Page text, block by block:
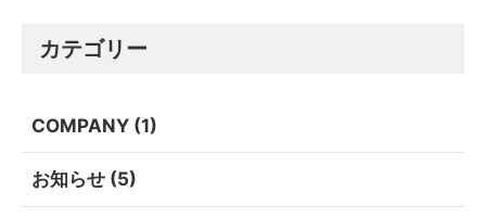
カテゴリー
COMPANY(1)
お知らせ(5)